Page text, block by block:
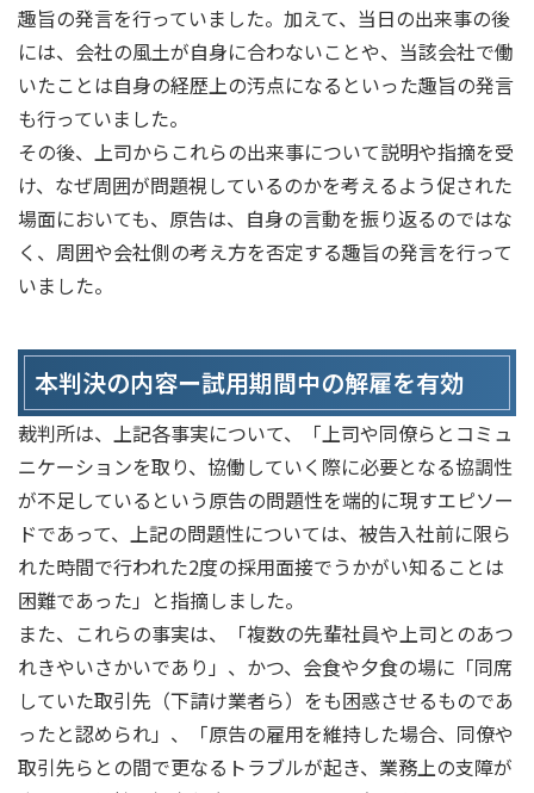
趣旨の発言を行っていました。加えて、当日の出来事の後
には、会社の風土が自身に合わないことや、当該会社で働
いたことは自身の経歴上の汚点になるといった趣旨の発言
も行っていました。
その後、上司からこれらの出来事について説明や指摘を受
け、なぜ周囲が問題視しているのかを考えるよう促された
場面においても、原告は、自身の言動を振り返るのではな
く、周囲や会社側の考え方を否定する趣旨の発言を行って
いました。
本判決の内容ー試用期間中の解雇を有効
裁判所は、上記各事実について、「上司や同僚らとコミュ
ニケーションを取り、協働していく際に必要となる協調性
が不足しているという原告の問題性を端的に現すエピソー
ドであって、上記の問題性については、被告入社前に限ら
れた時間で行われた2度の採用面接でうかがい知ることは
困難であった」と指摘しました。
また、これらの事実は、「複数の先輩社員や上司とのあつ
れきやいさかいであり」、かつ、会食や夕食の場に「同席
していた取引先（下請け業者ら）をも困惑させるものであ
ったと認められ」、「原告の雇用を維持した場合、同僚や
取引先らとの間で更なるトラブルが起き、業務上の支障が